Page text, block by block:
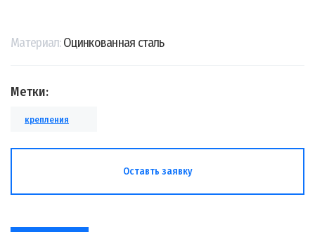
Материал:Оцинкованная сталь
Метки:
крепления
Оставть заявку